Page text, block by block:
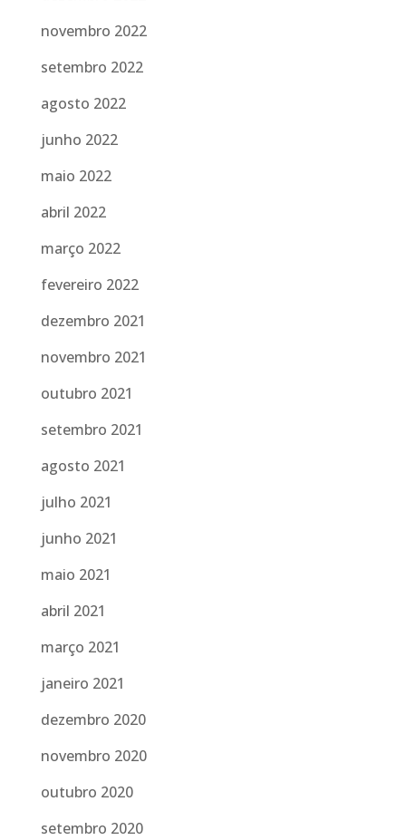
novembro 2022
setembro 2022
agosto 2022
junho 2022
maio 2022
abril 2022
março 2022
fevereiro 2022
dezembro 2021
novembro 2021
outubro 2021
setembro 2021
agosto 2021
julho 2021
junho 2021
maio 2021
abril 2021
março 2021
janeiro 2021
dezembro 2020
novembro 2020
outubro 2020
setembro 2020